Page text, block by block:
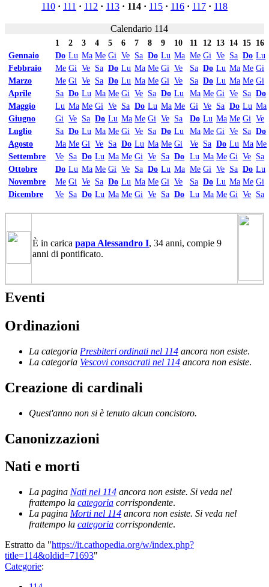
110 · 111 · 112 · 113 · 114 · 115 · 116 · 117 · 118
Calendario 114
1 2 3 4 5 6 7 8 9 10 11 12 13 14 15 16
Gennaio
Do Lu Ma Me Gi Ve Sa Do Lu Ma Me Gi Ve Sa Do Lu
Febbraio
Me Gi Ve Sa Do Lu Ma Me Gi Ve Sa Do Lu Ma Me Gi
Marzo
Me Gi Ve Sa Do Lu Ma Me Gi Ve Sa Do Lu Ma Me Gi
Aprile
Sa Do Lu Ma Me Gi Ve Sa Do Lu Ma Me Gi Ve Sa Do
Maggio
Lu Ma Me Gi Ve Sa Do Lu Ma Me Gi Ve Sa Do Lu Ma
Giugno
Gi Ve Sa Do Lu Ma Me Gi Ve Sa Do Lu Ma Me Gi Ve
Luglio
Sa Do Lu Ma Me Gi Ve Sa Do Lu Ma Me Gi Ve Sa Do
Agosto
Ma Me Gi Ve Sa Do Lu Ma Me Gi Ve Sa Do Lu Ma Me
Settembre
Ve Sa Do Lu Ma Me Gi Ve Sa Do Lu Ma Me Gi Ve Sa
Ottobre
Do Lu Ma Me Gi Ve Sa Do Lu Ma Me Gi Ve Sa Do Lu
Novembre
Me Gi Ve Sa Do Lu Ma Me Gi Ve Sa Do Lu Ma Me Gi
Dicembre
Ve Sa Do Lu Ma Me Gi Ve Sa Do Lu Ma Me Gi Ve Sa
È in carica papa Alessandro I, 34 anni, compie 9
anni di pontificato.
Eventi
Ordinazioni
La categoria Presbiteri ordinati nel 114 ancora non esiste.
La categoria Vescovi consacrati nel 114 ancora non esiste.
Creazione di cardinali
Quest'anno non si è tenuto alcun concistoro.
Canonizzazioni
Nati e morti
La pagina Nati nel 114 ancora non esiste. Si veda nel
frattempo la categoria corrispondente.
La pagina Morti nel 114 ancora non esiste. Si veda nel
frattempo la categoria corrispondente.
Estratto da "https://it.cathopedia.org/w/index.php?
title=114&oldid=71693"
Categorie: